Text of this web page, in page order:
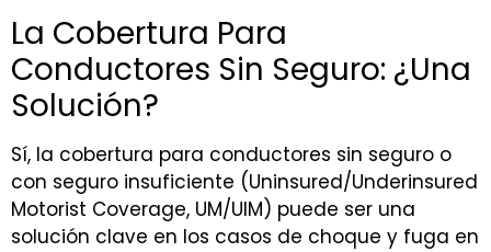
La Cobertura Para
Conductores Sin Seguro: ¿Una
Solución?
Sí, la cobertura para conductores sin seguro o
con seguro insuficiente (Uninsured/Underinsured
Motorist Coverage, UM/UIM) puede ser una
solución clave en los casos de choque y fuga en